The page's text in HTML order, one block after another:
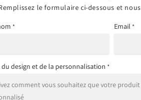
le formulaire ci-dessous et
* Email *
du design et de la personnalisation *